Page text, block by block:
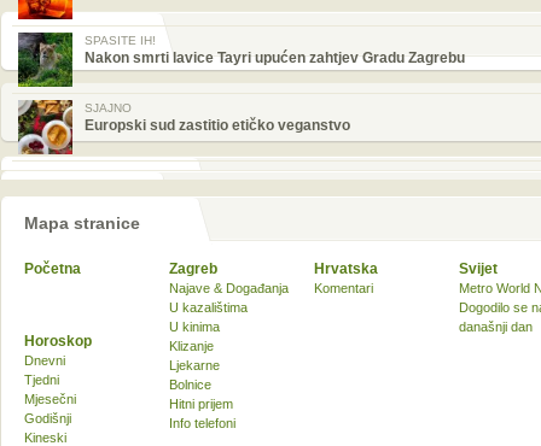
SPASITE IH!
Nakon smrti lavice Tayri upućen zahtjev Gradu Zagrebu
SJAJNO
Europski sud zastitio etičko veganstvo
Mapa stranice
Početna Zagreb
Najave & Događanja
U kazalištima
U kinima
Klizanje
Ljekarne
Bolnice
Hitni prijem
Info telefoni
Hrvatska
Komentari
Svijet
Metro World
Dogodilo se
današnji dan
Horoskop
Dnevni
Tjedni
Mjesečni
Godišnji
Kineski